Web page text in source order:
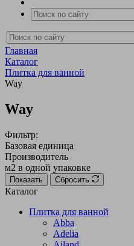
Главная
Каталог
Плитка для ванной
Way
Way
Фильтр:
Базовая единица
Производитель
м2 в одной упаковке
Показать Сбросить
Каталог
Плитка для ванной
Abba
Adelia